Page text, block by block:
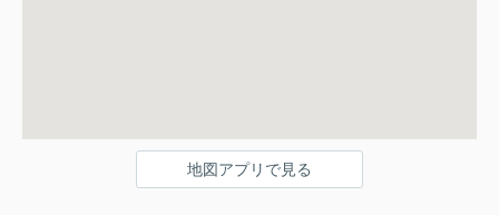
地図アプリで見る